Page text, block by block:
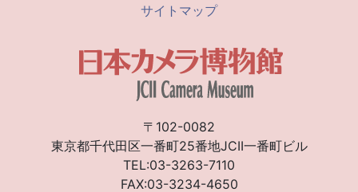
サイトマップ
〒102-0082
東京都千代田区一番町25番地JCII一番町ビル
TEL:03-3263-7110
FAX:03-3234-4650